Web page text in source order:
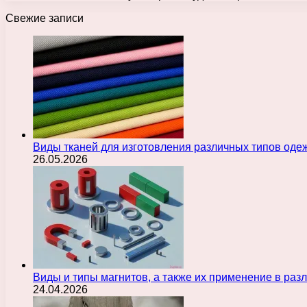
Свежие записи
Виды тканей для изготовления различных типов
26.05.2026
Виды и типы магнитов, а также их применение в
24.04.2026